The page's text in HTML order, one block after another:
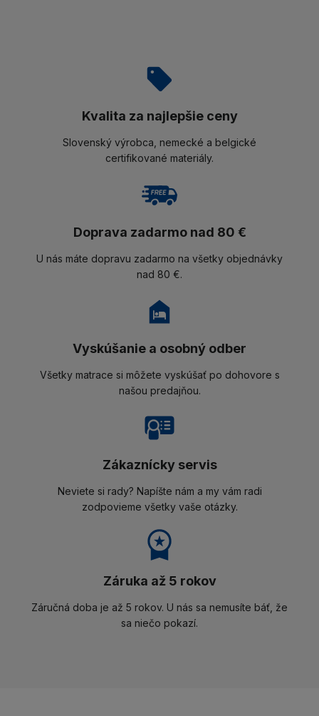
Kvalita za najlepšie ceny
Slovenský výrobca, nemecké a belgické
certifikované materiály.
Doprava zadarmo nad 80 €
U nás máte dopravu zadarmo na všetky objednávky
nad 80 €.
Vyskúšanie a osobný odber
Všetky matrace si môžete vyskúšať po dohovore s
našou predajňou.
Zákaznícky servis
Neviete si rady? Napíšte nám a my vám radi
zodpovieme všetky vaše otázky.
Záruka až 5 rokov
Záručná doba je až 5 rokov. U nás sa nemusíte báť, že
sa niečo pokazí.